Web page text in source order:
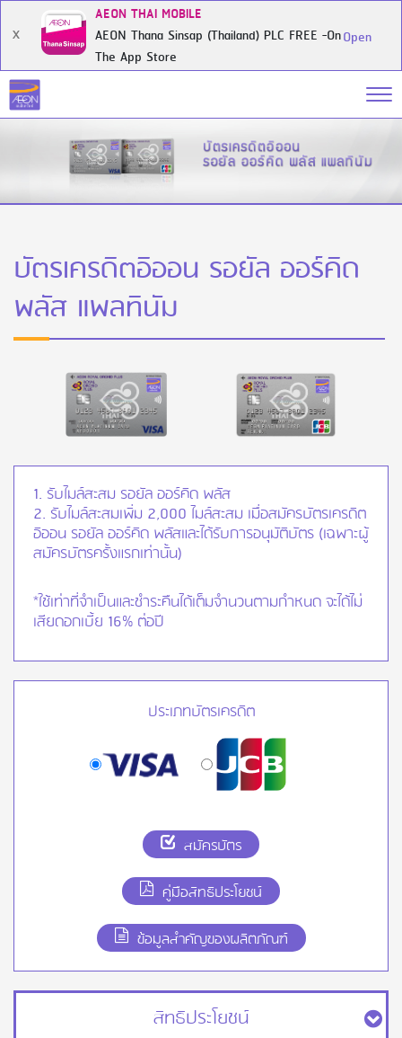
X
AEON THAI MOBILE
AEON Thana Sinsap (Thailand) PLC FREE -On
The App Store
Open
บัตรเครดิตอิออน รอยัล ออร์คิด
พลัส แพลทินัม
1. รับไมล์สะสม รอยัล ออร์คิด พลัส
2. รับไมล์สะสมเพิ่ม 2,000 ไมล์สะสม เมื่อสมัครบัตรเครดิต
อิออน รอยัล ออร์คิด พลัสและได้รับการอนุมัติบัตร (เฉพาะผู้
สมัครบัตรครั้งแรกเท่านั้น)
*ใช้เท่าที่จำเป็นและชำระคืนได้เต็มจำนวนตามกำหนด จะได้ไม่
เสียดอกเบี้ย 16% ต่อปี
ประเภทบัตรเครดิต
สมัครบัตร
คู่มือสิทธิประโยชน์
ข้อมูลสำคัญของผลิตภัณฑ์
สิทธิประโยชน์